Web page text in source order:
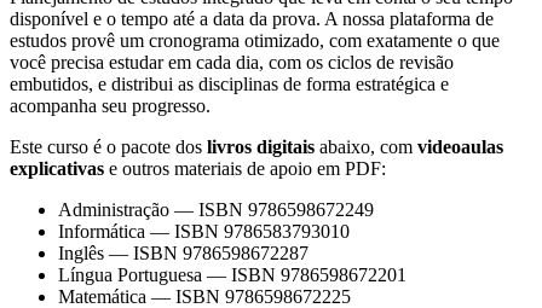
disponível e o tempo até a data da prova. A nossa plataforma de
estudos provê um cronograma otimizado, com exatamente o que
você precisa estudar em cada dia, com os ciclos de revisão
embutidos, e distribui as disciplinas de forma estratégica e
acompanha seu progresso.
Este curso é o pacote dos livros digitais abaixo, com videoaulas
explicativas e outros materiais de apoio em PDF:
Administração — ISBN 9786598672249
Informática — ISBN 9786583793010
Inglês — ISBN 9786598672287
Língua Portuguesa — ISBN 9786598672201
Matemática — ISBN 9786598672225